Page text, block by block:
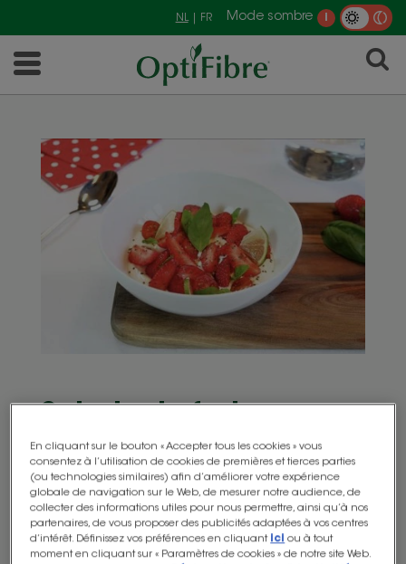
NL| FR Mode sombre
Salade de fraises,
tomates, mascarpone
Dessert Niveau de difficulté: Facile
Nombre de portions:4
Durée de préparation:25
min
En cliquant sur le bouton « Accepter tous les cookies » vous
consentez à l’utilisation de cookies de premières et tierces parties
(ou technologies similaires) afin d’améliorer votre expérience
globale de navigation sur le Web, de mesurer notre audience, de
collecter des informations utiles pour nous permettre, ainsi qu’à nos
partenaires, de vous proposer des publicités adaptées à vos centres
d’intérêt. Définissez vos préférences en cliquant ici ou à tout
moment en cliquant sur « Paramètres de cookies » de notre site Web.